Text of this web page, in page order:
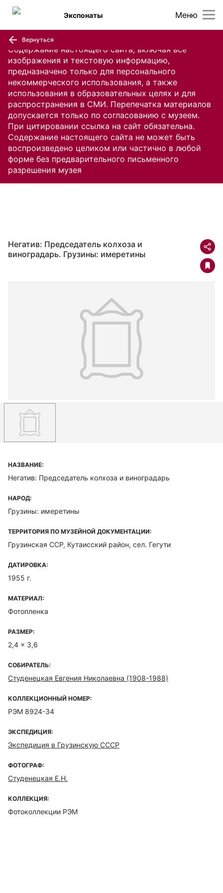
Содержание настоящего сайта, включая все
изображения и текстовую информацию,
предназначено только для персонального
некоммерческого использования, а также
использования в образовательных целях и для
распространения в СМИ. Перепечатка материалов
допускается только по согласованию с музеем.
При цитировании ссылка на сайт обязательна.
Содержание настоящего сайта не может быть
воспроизведено целиком или частично в любой
форме без предварительного письменного
разрешения музея
Меню
Экспонаты
Вернуться
Негатив: Председатель колхоза и
виноградарь. Грузины: имеретины
НАЗВАНИЕ:
Негатив: Председатель колхоза и виноградарь
НАРОД:
Грузины: имеретины
ТЕРРИТОРИЯ ПО МУЗЕЙНОЙ ДОКУМЕНТАЦИИ:
Грузинская ССР, Кутаисский район, сел. Гегути
ДАТИРОВКА:
1955 г.
МАТЕРИАЛ:
Фотопленка
РАЗМЕР:
2,4 x 3,6
СОБИРАТЕЛЬ:
Студенецкая Евгения Николаевна (1908-1988)
КОЛЛЕКЦИОННЫЙ НОМЕР:
РЭМ 8924-34
ЭКСПЕДИЦИЯ:
Экспедиция в Грузинскую СССР
ФОТОГРАФ:
Студенецкая Е.Н.
КОЛЛЕКЦИЯ:
Фотоколлекции РЭМ